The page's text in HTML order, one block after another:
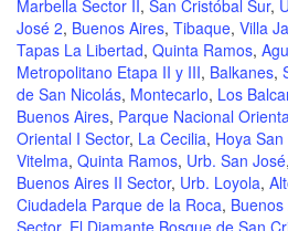
Marbella Sector II, San Cristóbal Sur,
José 2, Buenos Aires, Tibaque, Villa
Tapas La Libertad, Quinta Ramos,
Metropolitano Etapa II y III, Balkanes,
de San Nicolás, Montecarlo, Los
Buenos Aires, Parque Nacional
Oriental I Sector, La Cecilia, Hoya
Vitelma, Quinta Ramos, Urb. San José,
Buenos Aires II Sector, Urb. Loyola,
Ciudadela Parque de la Roca,
Sector, El Diamante Bosque de San